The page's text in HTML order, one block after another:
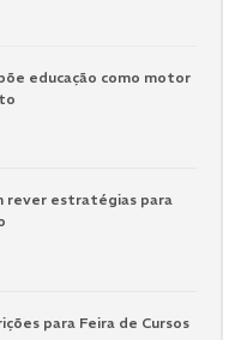
educação como motor
rever estratégias para
para Feira de Cursos